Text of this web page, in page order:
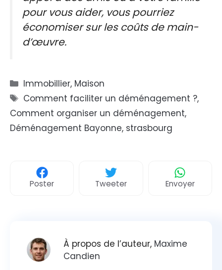
pour vous aider, vous pourriez
économiser sur les coûts de main-
d’œuvre.
Catégories
Immobillier, Maison
Étiquettes
Comment faciliter un déménagement ?,
Comment organiser un déménagement,
Déménagement Bayonne, strasbourg
Poster Tweeter Envoyer
À propos de l’auteur, Maxime
Candien